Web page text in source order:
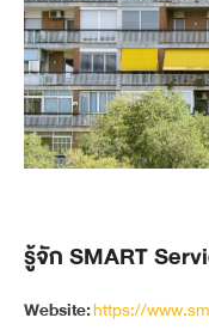
รู้จัก SMART
Website:https://